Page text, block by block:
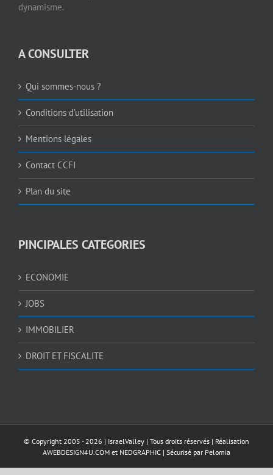
dynamisme.
A CONSULTER
Qui sommes-nous ?
Conditions d’utilisation
Mentions légales
Contact CCFI
Plan du site
PINCIPALES CATEGORIES
ECONOMIE
JOBS
IMMOBILIER
DROIT ET FISCALITE
© Copyright 2005 - 2026 | IsraelValley | Tous droits réservés | Réalisation
AWEBDESIGN4U.COM et NEDGRAPHIC | Sécurisé par Pelomia